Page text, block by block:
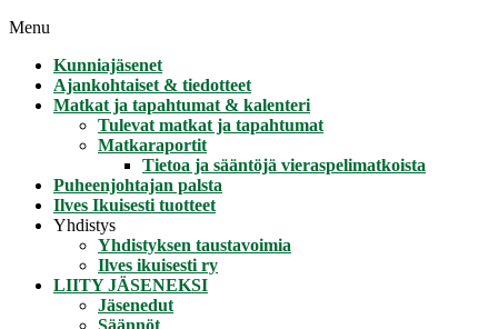
Menu
Kunniajäsenet
Ajankohtaiset & tiedotteet
Matkat ja tapahtumat & kalenteri
Tulevat matkat ja tapahtumat
Matkaraportit
Tietoa ja sääntöjä vieraspelimatkoista
Puheenjohtajan palsta
Ilves Ikuisesti tuotteet
Yhdistys
Yhdistyksen taustavoimia
Ilves ikuisesti ry
LIITY JÄSENEKSI
Jäsenedut
Säännöt